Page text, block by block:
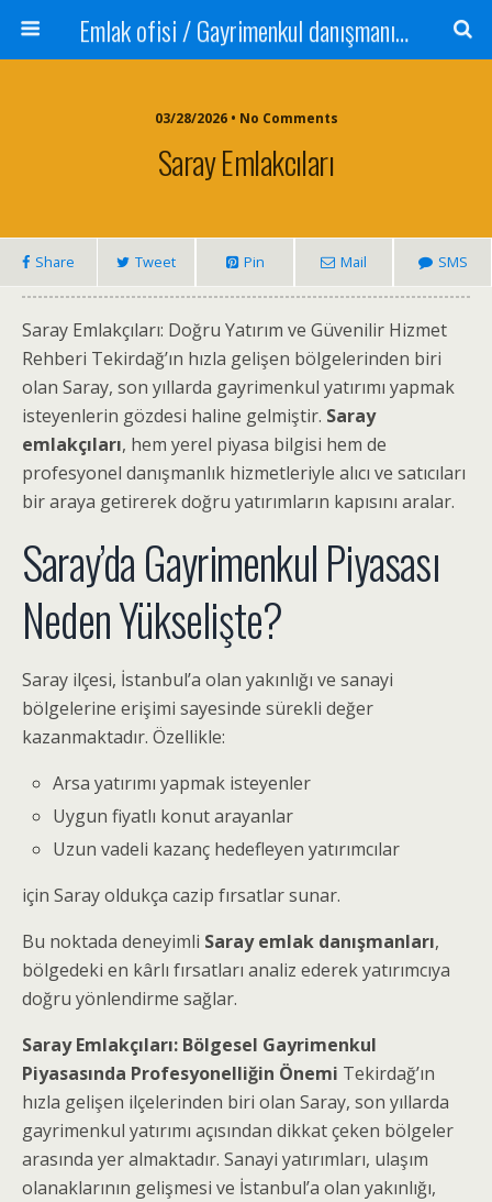
Emlak ofisi / Gayrimenkul danışmanı Satılık daire / Kiralık daire Satılık arsa / Tarla Satılık dükkan / Mağaza Devren satılık işyeri Depo ve antrepo Yatırım: Yatırımlık arsa
03/28/2026 • No Comments
Saray Emlakcıları
Share Tweet Pin Mail SMS
Saray Emlakçıları: Doğru Yatırım ve Güvenilir Hizmet
Rehberi Tekirdağ’ın hızla gelişen bölgelerinden biri
olan Saray, son yıllarda gayrimenkul yatırımı yapmak
isteyenlerin gözdesi haline gelmiştir. Saray
emlakçıları, hem yerel piyasa bilgisi hem de
profesyonel danışmanlık hizmetleriyle alıcı ve satıcıları
bir araya getirerek doğru yatırımların kapısını aralar.
Saray’da Gayrimenkul Piyasası
Neden Yükselişte?
Saray ilçesi, İstanbul’a olan yakınlığı ve sanayi
bölgelerine erişimi sayesinde sürekli değer
kazanmaktadır. Özellikle:
Arsa yatırımı yapmak isteyenler
Uygun fiyatlı konut arayanlar
Uzun vadeli kazanç hedefleyen yatırımcılar
için Saray oldukça cazip fırsatlar sunar.
Bu noktada deneyimli Saray emlak danışmanları,
bölgedeki en kârlı fırsatları analiz ederek yatırımcıya
doğru yönlendirme sağlar.
Saray Emlakçıları: Bölgesel Gayrimenkul
Piyasasında Profesyonelliğin Önemi Tekirdağ’ın
hızla gelişen ilçelerinden biri olan Saray, son yıllarda
gayrimenkul yatırımı açısından dikkat çeken bölgeler
arasında yer almaktadır. Sanayi yatırımları, ulaşım
olanaklarının gelişmesi ve İstanbul’a olan yakınlığı,